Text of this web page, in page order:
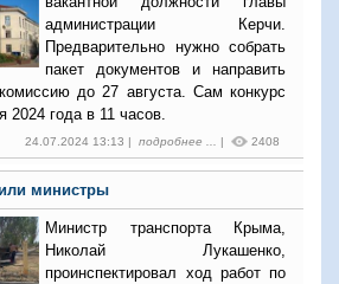
администрации Керчи.
Предварительно нужно собрать
пакет документов и направить
до 27 августа. Сам конкурс
2024 года в 11 часов.
24.07.2024 13:13 | подробнее ... | 2408
министры
Министр транспорта Крыма,
Николай Лукашенко,
проинспектировал ход работ по